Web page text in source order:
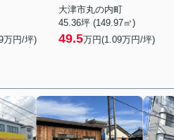
万円/坪)
大津市丸の内町
45.36坪 (149.97㎡)
49.5万円(1.09万円/坪)